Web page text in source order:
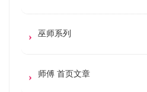
巫师系列
师傅 首页文章